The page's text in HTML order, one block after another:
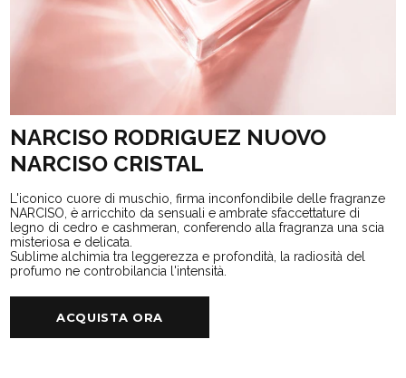
NARCISO RODRIGUEZ NUOVO
NARCISO CRISTAL
L'iconico cuore di muschio, firma inconfondibile delle fragranze
NARCISO, è arricchito da sensuali e ambrate sfaccettature di
legno di cedro e cashmeran, conferendo alla fragranza una scia
misteriosa e delicata.
Sublime alchimia tra leggerezza e profondità, la radiosità del
profumo ne controbilancia l'intensità.
ACQUISTA ORA